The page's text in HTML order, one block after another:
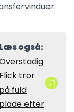
Læs også:
Flick tror
på fuld
plade efter